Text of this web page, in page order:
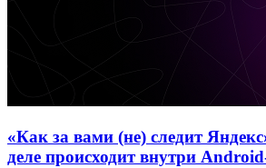
«Как за вами (не) следит
деле происходит внутри